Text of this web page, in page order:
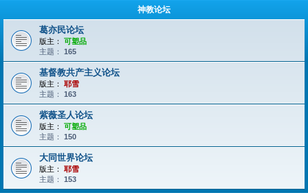
神教论坛
葛亦民论坛
版主：
可塑品
主题： 165
基督教共产主义论坛
版主：
耶雪
主题： 163
紫薇圣人论坛
版主：
可塑品
主题： 150
大同世界论坛
版主：
耶雪
主题： 153